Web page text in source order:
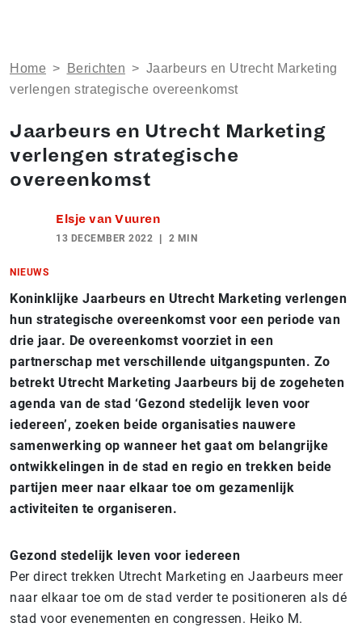
Home > Berichten > Jaarbeurs en Utrecht Marketing
verlengen strategische overeenkomst
Jaarbeurs en Utrecht Marketing
verlengen strategische
overeenkomst
Elsje van Vuuren
13 DECEMBER 2022 2 MIN
NIEUWS
Koninklijke Jaarbeurs en Utrecht Marketing verlengen
hun strategische overeenkomst voor een periode van
drie jaar. De overeenkomst voorziet in een
partnerschap met verschillende uitgangspunten. Zo
betrekt Utrecht Marketing Jaarbeurs bij de zogeheten
agenda van de stad ‘Gezond stedelijk leven voor
iedereen’, zoeken beide organisaties nauwere
samenwerking op wanneer het gaat om belangrijke
ontwikkelingen in de stad en regio en trekken beide
partijen meer naar elkaar toe om gezamenlijk
activiteiten te organiseren.
Gezond stedelijk leven voor iedereen
Per direct trekken Utrecht Marketing en Jaarbeurs meer
naar elkaar toe om de stad verder te positioneren als dé
stad voor evenementen en congressen. Heiko M.